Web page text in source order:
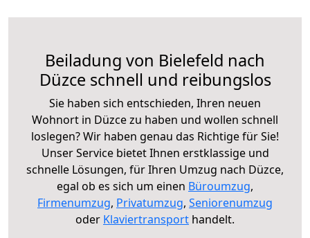
Beiladung von Bielefeld nach
Düzce schnell und reibungslos
Sie haben sich entschieden, Ihren neuen
Wohnort in Düzce zu haben und wollen schnell
loslegen? Wir haben genau das Richtige für Sie!
Unser Service bietet Ihnen erstklassige und
schnelle Lösungen, für Ihren Umzug nach Düzce,
egal ob es sich um einen Büroumzug,
Firmenumzug, Privatumzug, Seniorenumzug
oder Klaviertransport handelt.